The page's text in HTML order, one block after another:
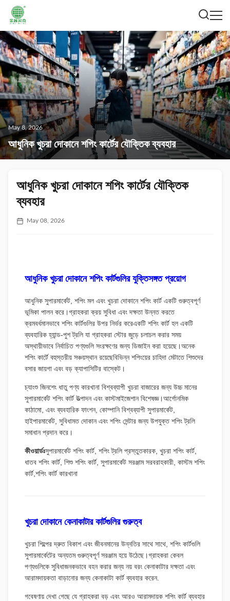
May 8, 2026
আধুনিক খুচরা দোকানে শপিং কার্টের যৌক্তিক ব্যবহার
আধুনিক খুচরা দোকানে শপিং কার্টের যৌক্তিক
ব্যবহার
May 08, 2026
আধুনিক খুচরা দোকানে শপিং কার্টগুলির যুক্তিসঙ্গত প্রয়োগ
আধুনিক সুপারমার্কেট, শপিং মল এবং খুচরা দোকানে শপিং কার্ট একটি গুরুত্বপূর্ণ
ভূমিকা পালন করে।গ্রাহকরা ক্রয় সুবিধা এবং দক্ষতা উন্নত করতে
ক্রমবর্ধমানভাবে শপিং কার্টগুলির উপর নির্ভর করেএকটি শপিং কার্ট হল একটি
ব্যবহারিক হ্যান্ড-পুশ ট্রলি যা গ্রাহকরা স্টোর জুড়ে চলাচল করার সময়
অস্থায়ীভাবে নির্বাচিত পণ্যগুলি সংরক্ষণের জন্য ডিজাইন করা হয়েছে।অনেক
শপিং কার্টে বহুস্তরীয় সঞ্চয়স্থান রয়েছেবিভিন্ন শপিংয়ের চাহিদা মেটাতে শিশুদের
বসার জায়গা এবং বড় ক্যাপাসিটির বাস্কেট।
চ্যাংশু জিনশেং ধাতু পণ্য কারখানা বিশ্বব্যাপী খুচরা বাজারের জন্য উচ্চ মানের
সুপারমার্কেট শপিং কার্ট উত্পাদন এবং কাস্টমাইজেশান বিশেষজ্ঞ।আর্গোনমিক
কাঠামো, এবং ব্যবহারিক ফাংশন, কোম্পানি বিশ্বব্যাপী সুপারমার্কেট,
হাইপারমার্কেট, সুবিধামত দোকান এবং শপিং সেন্টার জন্য উপযুক্ত শপিং ট্রলি
সমাধান প্রদান করে।
কীওয়ার্ডঃসুপারমার্কেট শপিং কার্ট, শপিং ট্রলি প্রস্তুতকারক, খুচরা শপিং কার্ট,
ধাতব শপিং কার্ট, শিশু শপিং কার্ট, সুপারমার্কেট সরঞ্জাম সরবরাহকারী, কাস্টম শপিং
কার্ট,শপিং কার্ট কারখানা
খুচরা দোকানে কেনাকাটার কার্টগুলির গুরুত্ব
খুচরা শিল্পের দ্রুত বিকাশ এবং জীবনমানের উন্নতির সাথে সাথে, শপিং কার্টগুলি
সুপারমার্কেটের অন্যতম গুরুত্বপূর্ণ সরঞ্জাম হয়ে উঠেছে।গ্রাহকরা কেবল
পণ্যগুলিকে সুবিধাজনকভাবে বহন করার জন্য নয় বরং কেনাকাটার দক্ষতা এবং
আরামদায়কতা বাড়ানোর জন্য কেনাকাটা কার্ট ব্যবহার করেন.
গবেষণায় দেখা গেছে যে গ্রাহকরা বড় এবং আরও আরামদায়ক শপিং কার্ট ব্যবহার